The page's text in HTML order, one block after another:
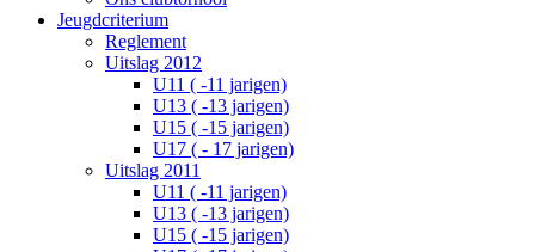
Jeugdcriterium
Reglement
Uitslag 2012
U11 ( -11 jarigen)
U13 ( -13 jarigen)
U15 ( -15 jarigen)
U17 ( - 17 jarigen)
Uitslag 2011
U11 ( -11 jarigen)
U13 ( -13 jarigen)
U15 ( -15 jarigen)